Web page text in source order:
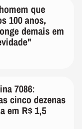
que
100 anos,
demais em
7086:
cinco dezenas
em R$ 1,5